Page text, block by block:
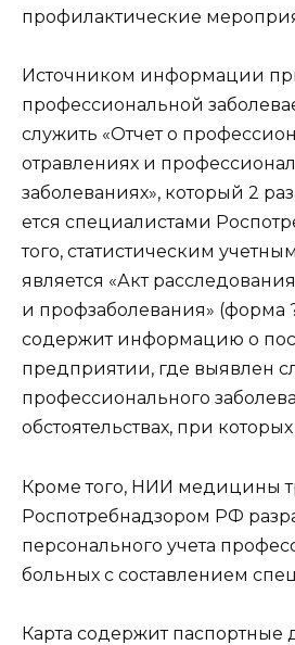
профилактические
Источником информации
профессиональной
служить «Отчет о
отравлениях и
заболеваниях», который 2
ется специалистами
того, статистическим
является «Акт
и профзаболевания» (форма
содержит информацию о
предприятии, где выявлен
профессионального
обстоятельствах, при
Кроме того, НИИ медицины
Роспотребнадзором РФ
персонального учета
больных с составлением
Карта содержит паспортные